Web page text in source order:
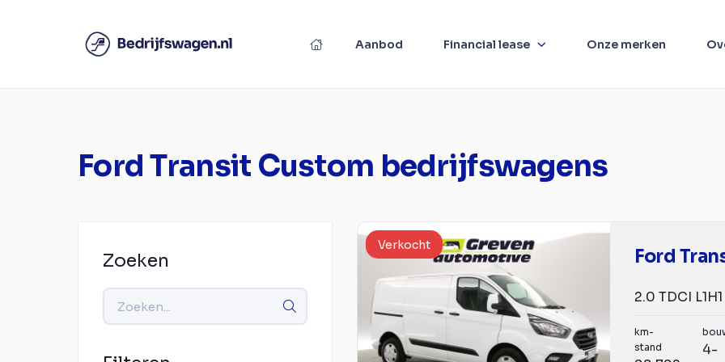
Aanbod Financial lease Onze merken
Ford Transit Custom bedrijfswagens
Zoeken
Verkocht
Ford
km-
stand
4-